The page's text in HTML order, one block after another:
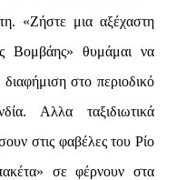
«Ζήστε μια αξέχαστη
Βομβάης» θυμάμαι να
στο περιοδικό
Αλλα ταξιδιωτικά
στις φαβέλες του Ρίο
σε φέρνουν στα